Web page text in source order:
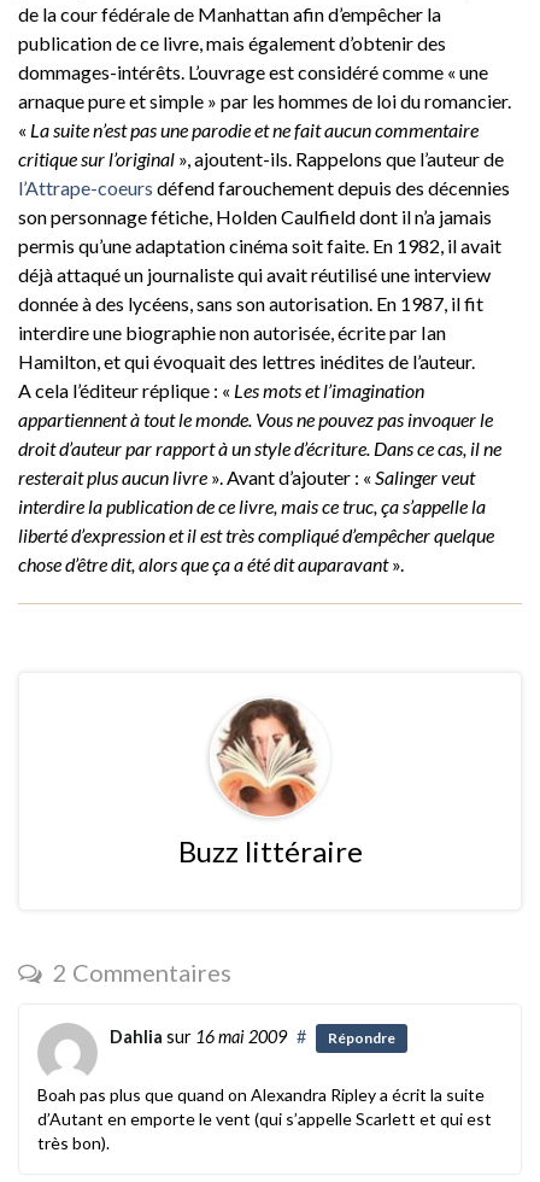
de la cour fédérale de Manhattan afin d’empêcher la
publication de ce livre, mais également d’obtenir des
dommages-intérêts. L’ouvrage est considéré comme « une
arnaque pure et simple » par les hommes de loi du romancier.
« La suite n’est pas une parodie et ne fait aucun commentaire
critique sur l’original », ajoutent-ils. Rappelons que l’auteur de
l’Attrape-coeurs défend farouchement depuis des décennies
son personnage fétiche, Holden Caulfield dont il n’a jamais
permis qu’une adaptation cinéma soit faite. En 1982, il avait
déjà attaqué un journaliste qui avait réutilisé une interview
donnée à des lycéens, sans son autorisation. En 1987, il fit
interdire une biographie non autorisée, écrite par Ian
Hamilton, et qui évoquait des lettres inédites de l’auteur.
A cela l’éditeur réplique : « Les mots et l’imagination
appartiennent à tout le monde. Vous ne pouvez pas invoquer le
droit d’auteur par rapport à un style d’écriture. Dans ce cas, il ne
resterait plus aucun livre ». Avant d’ajouter : « Salinger veut
interdire la publication de ce livre, mais ce truc, ça s’appelle la
liberté d’expression et il est très compliqué d’empêcher quelque
chose d’être dit, alors que ça a été dit auparavant».
Buzz littéraire
2 Commentaires
Dahlia sur 16 mai 2009 # Répondre
Boah pas plus que quand on Alexandra Ripley a écrit la suite
d’Autant en emporte le vent (qui s’appelle Scarlett et qui est
très bon).